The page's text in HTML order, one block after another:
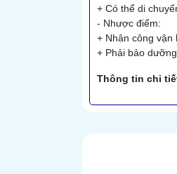
+ Có thể di
- Nhược điểm:
+ Nhân công vận
+ Phải bảo
Thông tin chi